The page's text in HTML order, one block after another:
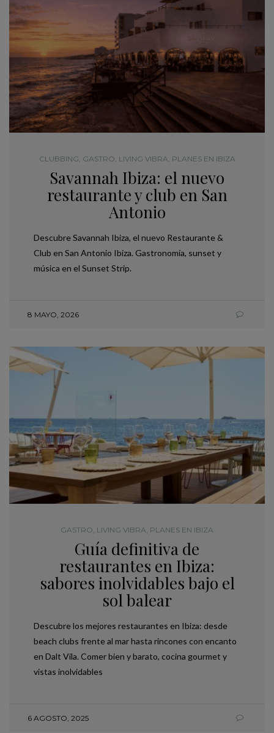
CLUBBING, GASTRO, LIVING VIBRA, PLANES EN IBIZA
Savannah Ibiza: el nuevo
restaurante y club en San
Antonio
Descubre Savannah Ibiza, el nuevo Restaurante &
Club en San Antonio Ibiza. Gastronomía, sunset y
música en el Sunset Strip.
8 MAYO, 2026
GASTRO LIVING VIBRA PLANES EN IBIZA
Guía definitiva de
restaurantes en Ibiza:
sabores inolvidables bajo el
sol balear
Descubre los mejores restaurantes en Ibiza: desde
beach clubs frente al mar hasta rincones con encanto
en Dalt Vila. Comer bien y barato, cocina gourmet y
vistas inolvidables
6 AGOSTO, 2025